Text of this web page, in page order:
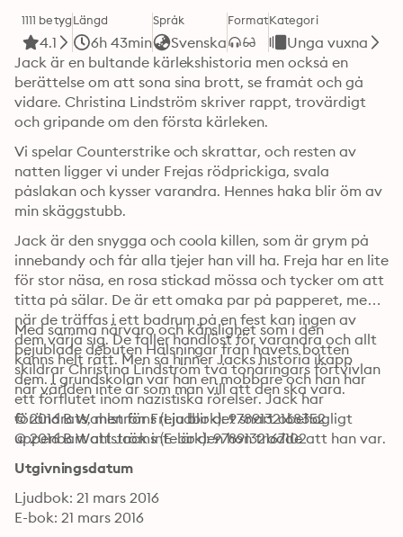
1111 betyg
4.1
Längd
6h 43min
Språk
Svenska
FormatKategori
Unga vuxna
Jack är en bultande kärlekshistoria men också en
berättelse om att sona sina brott, se framåt och gå
vidare. Christina Lindström skriver rappt, trovärdigt
och gripande om den första kärleken.
Vi spelar Counterstrike och skrattar, och resten av
natten ligger vi under Frejas rödprickiga, svala
påslakan och kysser varandra. Hennes haka blir öm av
min skäggstubb.
Jack är den snygga och coola killen, som är grym på
innebandy och får alla tjejer han vill ha. Freja har en lite
för stor näsa, en rosa stickad mössa och tycker om att
titta på sälar. De är ett omaka par på papperet, men
när de träffas i ett badrum på en fest kan ingen av
dem värja sig. De faller handlöst för varandra och allt
känns helt rätt. Men så hinner Jacks historia ikapp
dem. I grundskolan var han en mobbare och han har
ett förflutet inom nazistiska rörelser. Jack har
förändrats, men för Freja blir det snart obehagligt
uppenbart att Jack inte är den hon trodde att han var.
Med samma närvaro och känslighet som i den
bejublade debuten Hälsningar från havets botten
skildrar Christina Lindström två tonåringars förtvivlan
när världen inte är som man vill att den ska vara.
© 2016 B Wahlströms (Ljudbok): 9789132168352
© 2016 B Wahlströms (E-bok): 9789132167102
Utgivningsdatum
Ljudbok: 21 mars 2016
E-bok: 21 mars 2016